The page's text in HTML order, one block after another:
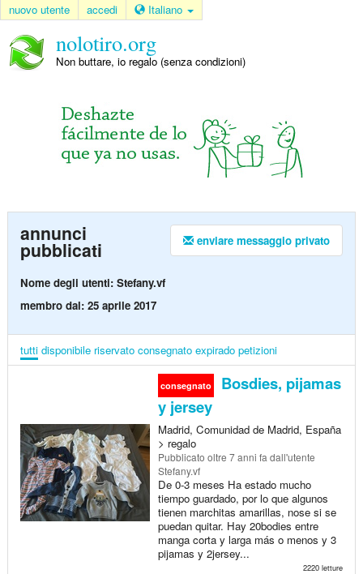
nuovo utente accedi Italiano
nolotiro.org
Non buttare, io regalo (senza condizioni)
enviare messaggio privato
annunci
pubblicati
Nome degli utenti: Stefany.vf
membro dal: 25 aprile 2017
tutti disponibile riservato consegnato expirado petizioni
consegnato
Bosdies, pijamas
y jersey
Madrid, Comunidad de Madrid, España
> regalo
Pubblicato oltre 7 anni fa dall'utente
Stefany.vf
De 0-3 meses Ha estado mucho
tiempo guardado, por lo que algunos
tienen marchitas amarillas, nose si se
puedan quitar. Hay 20bodies entre
manga corta y larga más o menos y 3
pijamas y 2jersey...
2220 letture